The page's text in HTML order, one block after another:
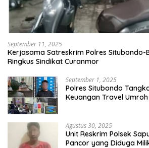
September 11, 2025
Kerjasama Satreskrim Polres Situbondo-
Ringkus Sindikat Curanmor
September 1, 2025
Polres Situbondo
Keuangan Travel
Agustus 30, 2025
Unit Reskrim Polsek
Pancor yang Diduga